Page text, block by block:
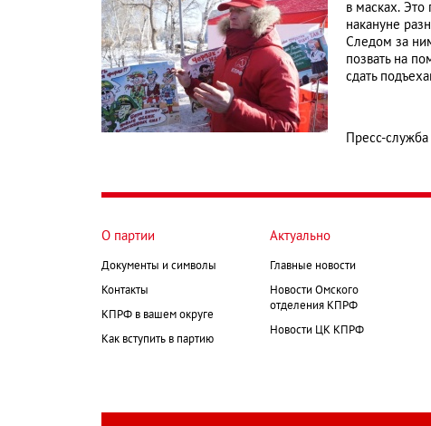
в масках.
накануне
Следом за
позвать на
сдать
Пресс-
О партии
Документы и символы
Контакты
КПРФ в вашем округе
Как вступить в партию
Актуально
Главные новости
Новости Омского
отделения КПРФ
Новости ЦК КПРФ